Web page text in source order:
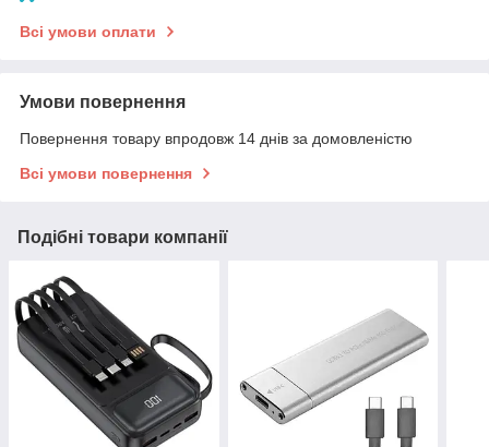
Всі умови оплати
Умови повернення
Повернення товару впродовж 14 днів за домовленістю
Всі умови повернення
Подібні товари компанії